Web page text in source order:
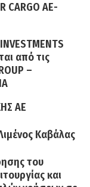
CARGO AE-
από τις
–
ΑΕ
Καβάλας
του
και